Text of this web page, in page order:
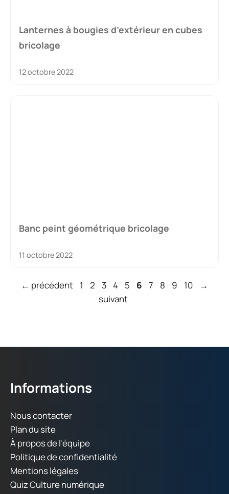
Lanternes à bougies d’extérieur en cubes
bricolage
12 octobre 2022
Banc peint géométrique bricolage
11 octobre 2022
← précédent Page
1 Page
2 Page
3 Page
4 Page
5 Page
6 Page
7 Page
8 Page
9 Page
10
→
suivant
Informations
Nous contacter
Plan du site
À propos de l'équipe
Politique de confidentialité
Mentions légales
Quiz Culture numérique